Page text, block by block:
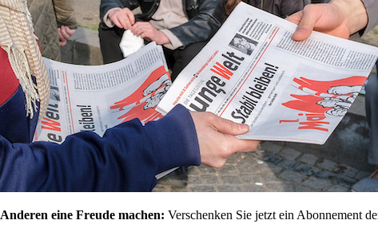
Anderen eine Freude machen: Verschenken Sie jetzt ein Abonnement